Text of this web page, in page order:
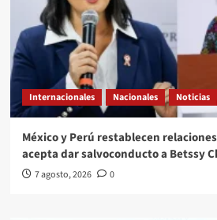
Internacionales Nacionales Noticias
México y Perú restablecen
acepta dar salvoconducto a Betssy
7 agosto, 2026 0